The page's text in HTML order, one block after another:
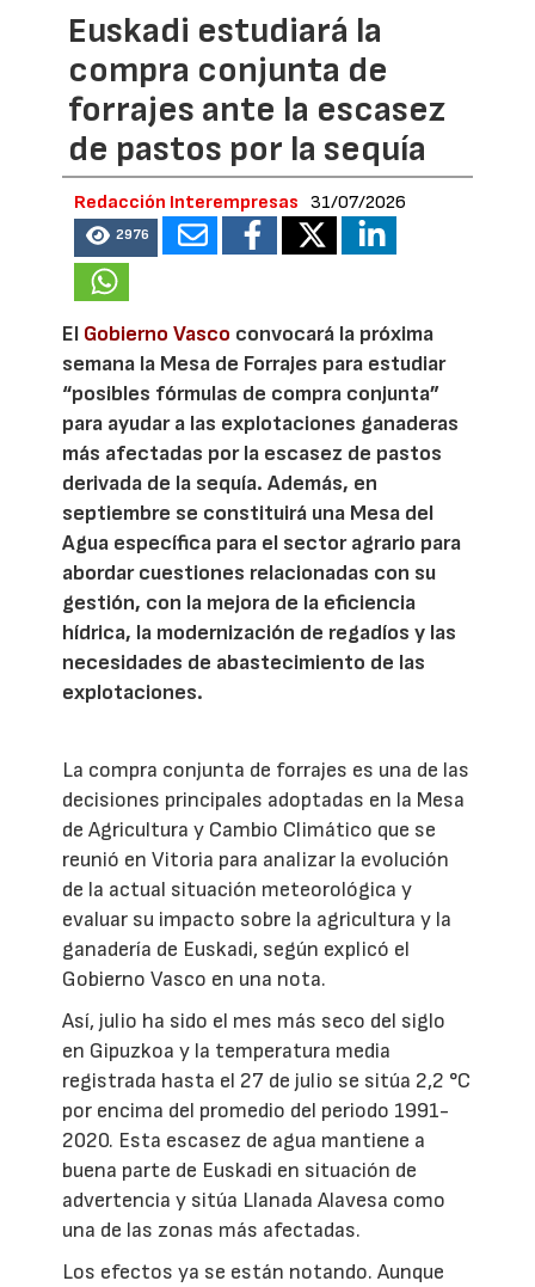
Euskadi estudiará la
compra conjunta de
forrajes ante la escasez
de pastos por la sequía
Redacción Interempresas 31/07/2026
2976
El Gobierno Vasco convocará la próxima
semana la Mesa de Forrajes para estudiar
“posibles fórmulas de compra conjunta”
para ayudar a las explotaciones ganaderas
más afectadas por la escasez de pastos
derivada de la sequía. Además, en
septiembre se constituirá una Mesa del
Agua específica para el sector agrario para
abordar cuestiones relacionadas con su
gestión, con la mejora de la eficiencia
hídrica, la modernización de regadíos y las
necesidades de abastecimiento de las
explotaciones.
La compra conjunta de forrajes es una de las
decisiones principales adoptadas en la Mesa
de Agricultura y Cambio Climático que se
reunió en Vitoria para analizar la evolución
de la actual situación meteorológica y
evaluar su impacto sobre la agricultura y la
ganadería de Euskadi, según explicó el
Gobierno Vasco en una nota.
Así, julio ha sido el mes más seco del siglo
en Gipuzkoa y la temperatura media
registrada hasta el 27 de julio se sitúa 2,2 °C
por encima del promedio del periodo 1991-
2020. Esta escasez de agua mantiene a
buena parte de Euskadi en situación de
advertencia y sitúa Llanada Alavesa como
una de las zonas más afectadas.
Los efectos ya se están notando. Aunque